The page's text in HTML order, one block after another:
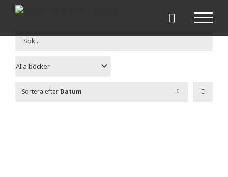
Fortsätt
Sortera efter Datum